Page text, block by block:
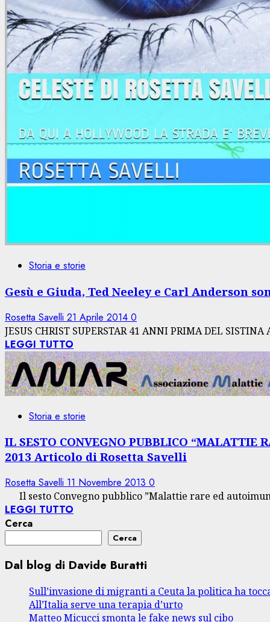
Storia e storie
Gesù e Giuda, Ted Neeley e Carl Anderson
Rosetta Savelli 21 Aprile 2014 0
JESUS CHRIST SUPERSTAR 41 ANNI PRIMA DEL
LEGGI TUTTO
Storia e storie
IL SESTO CONVEGNO PUBBLICO “MALATTIE
2013 Articolo di Rosetta Savelli
Rosetta Savelli 11 Novembre 2013 0
Il sesto Convegno pubblico ”Malattie rare ed
LEGGI TUTTO
Cerca
Cerca
Dal blog di Davide Buratti
Sull’invasione di migranti a Ceuta la politica ha
All’Italia serve una terapia d’urto
Matteo Micucci smonta le fake news sul cibo